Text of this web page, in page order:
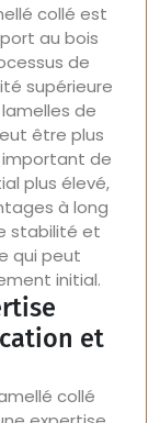
collé est
au bois
de
supérieure
de
être plus
de
plus élevé,
à long
stabilité et
qui peut
initial.
et
collé